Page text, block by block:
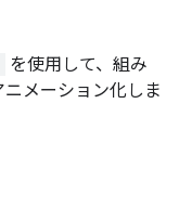
を使用して、組み
メーション化しま